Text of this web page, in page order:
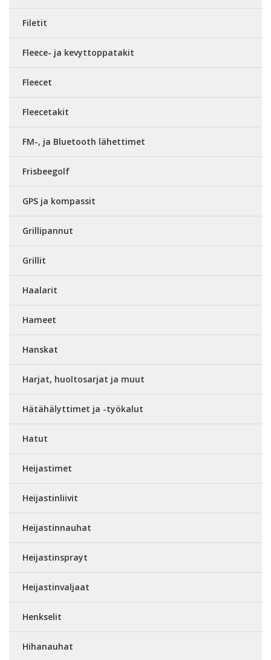
Filetit
Fleece- ja kevyttoppatakit
Fleecet
Fleecetakit
FM-, ja Bluetooth lähettimet
Frisbeegolf
GPS ja kompassit
Grillipannut
Grillit
Haalarit
Hameet
Hanskat
Harjat, huoltosarjat ja muut
Hätähälyttimet ja -työkalut
Hatut
Heijastimet
Heijastinliivit
Heijastinnauhat
Heijastinsprayt
Heijastinvaljaat
Henkselit
Hihanauhat